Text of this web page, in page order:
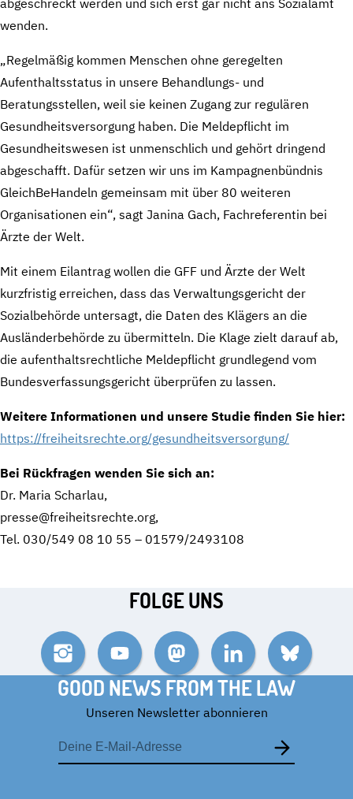
wenden.
„Regelmäßig kommen Menschen ohne geregelten
Aufenthaltsstatus in unsere Behandlungs- und
Beratungsstellen, weil sie keinen Zugang zur regulären
Gesundheitsversorgung haben. Die Meldepflicht im
Gesundheitswesen ist unmenschlich und gehört dringend
abgeschafft. Dafür setzen wir uns im Kampagnenbündnis
GleichBeHandeln gemeinsam mit über 80 weiteren
Organisationen ein“, sagt Janina Gach, Fachreferentin bei
Ärzte der Welt.
Mit einem Eilantrag wollen die GFF und Ärzte der Welt
kurzfristig erreichen, dass das Verwaltungsgericht der
Sozialbehörde untersagt, die Daten des Klägers an die
Ausländerbehörde zu übermitteln. Die Klage zielt darauf ab,
die aufenthaltsrechtliche Meldepflicht grundlegend vom
Bundesverfassungsgericht überprüfen zu lassen.
Weitere Informationen und unsere Studie finden Sie hier:
https://freiheitsrechte.org/gesundheitsversorgung/
Bei Rückfragen wenden Sie sich an:
Dr. Maria Scharlau,
presse@freiheitsrechte.org,
Tel. 030/549 08 10 55 – 01579/2493108
FOLGE UNS
InstagramYouTube MastodonLinkedIn Bluesky
GOOD NEWS FROM THE LAW
Unseren Newsletter abonnieren
E-
Mail-
Adresse